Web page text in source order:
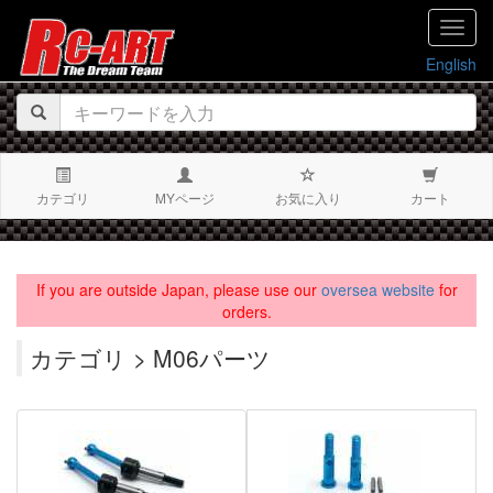
English
カテゴリ MYページ お気に入り カート
If you are outside Japan, please use our oversea websitefor
orders.
カテゴリ > M06パーツ